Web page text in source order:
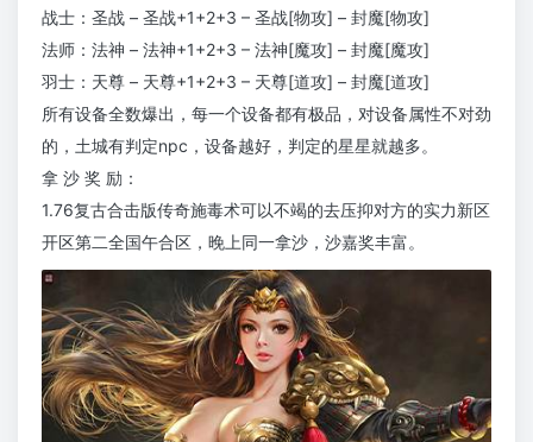
战士：圣战 – 圣战+1+2+3 – 圣战[物攻] – 封魔[物攻]
法师：法神 – 法神+1+2+3 – 法神[魔攻] – 封魔[魔攻]
羽士：天尊 – 天尊+1+2+3 – 天尊[道攻] – 封魔[道攻]
所有设备全数爆出，每一个设备都有极品，对设备属性不对劲
的，土城有判定npc，设备越好，判定的星星就越多。
拿 沙 奖 励：
1.76复古合击版传奇施毒术可以不竭的去压抑对方的实力新区
开区第二全国午合区，晚上同一拿沙，沙嘉奖丰富。